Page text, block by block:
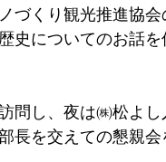
づくり観光推進協
史についてのお話
問し、夜は㈱松よ
長を交えての懇親会